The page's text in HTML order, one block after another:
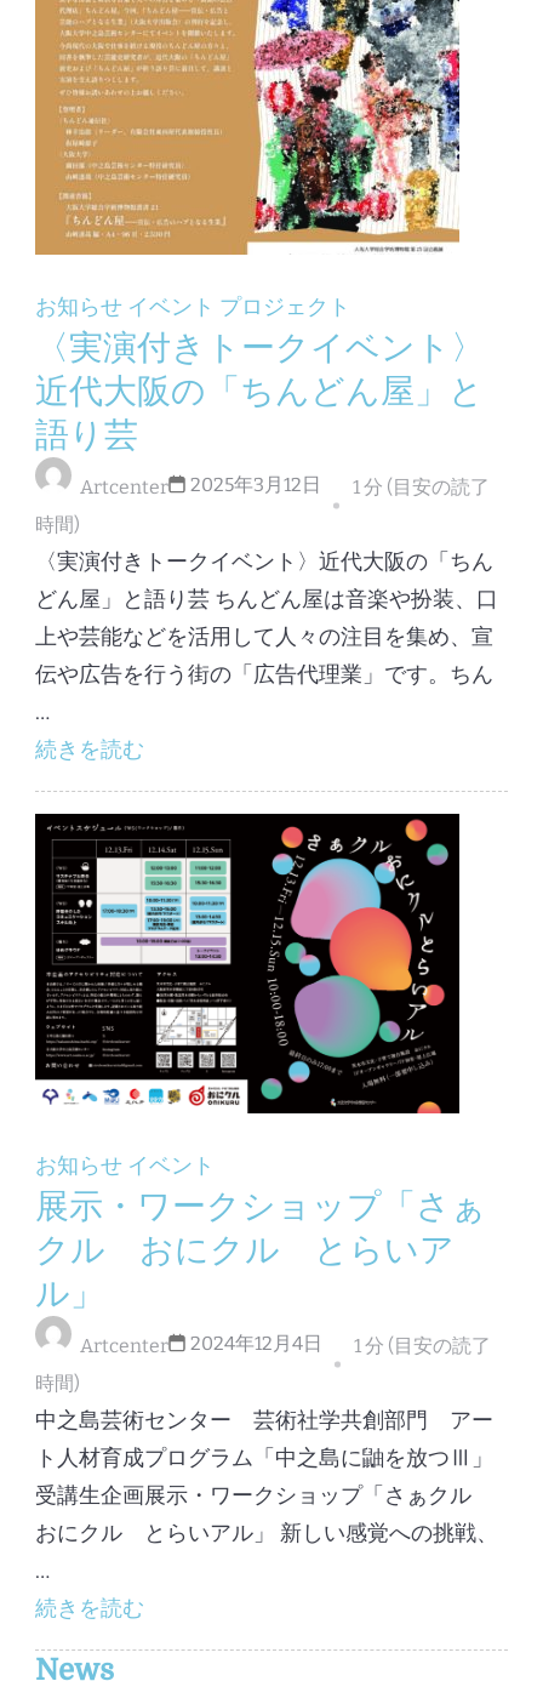
お知らせ イベント プロジェクト
〈実演付きトークイベント〉
近代大阪の「ちんどん屋」と
語り芸
Artcenter 2025年3月12日
1 分 (目安の読了
時間)
〈実演付きトークイベント〉近代大阪の「ちん
どん屋」と語り芸 ちんどん屋は音楽や扮装、口
上や芸能などを活用して人々の注目を集め、宣
伝や広告を行う街の「広告代理業」です。ちん
…
続きを読む
お知らせ イベント
展示・ワークショップ「さぁ
クル おにクル とらいア
ル」
Artcenter 2024年12月4日
1 分 (目安の読了
時間)
中之島芸術センター 芸術社学共創部門 アー
ト人材育成プログラム「中之島に鼬を放つⅢ」
受講生企画展示・ワークショップ「さぁクル
おにクル とらいアル」 新しい感覚への挑戦、
…
続きを読む
News